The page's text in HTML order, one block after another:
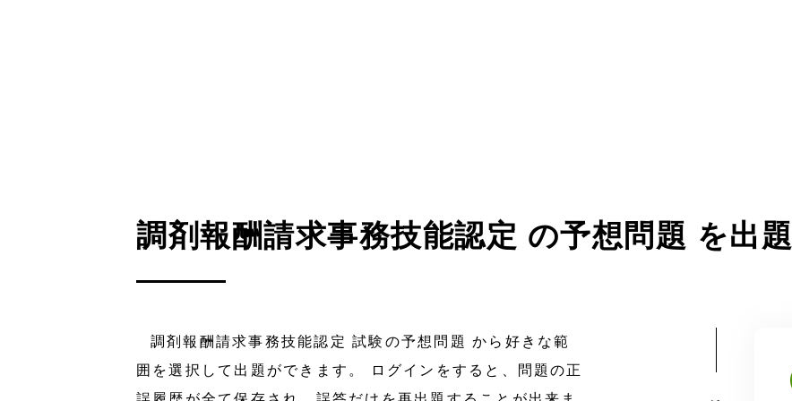
調剤報酬請求事務技能認定 の予想問題 を出題
調剤報酬請求事務技能認定 試験の予想問題 から好きな範
囲を選択して出題ができます。 ログインをすると、問題の正